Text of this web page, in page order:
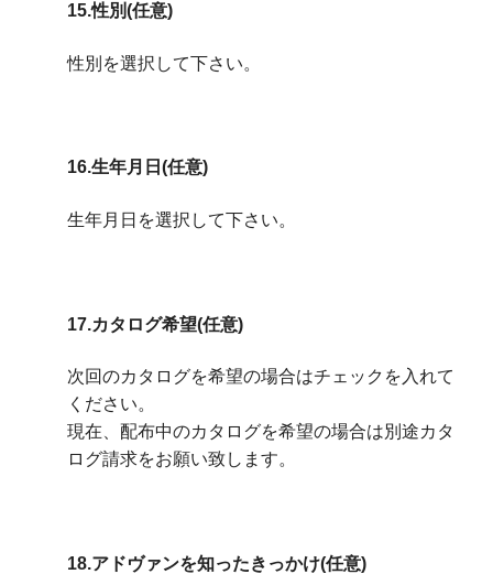
15.性別(任意)
性別を選択して下さい。
16.生年月日(任意)
生年月日を選択して下さい。
17.カタログ希望(任意)
次回のカタログを希望の場合はチェックを入れて
ください。
現在、配布中のカタログを希望の場合は別途カタ
ログ請求をお願い致します。
18.アドヴァンを知ったきっかけ(任意)